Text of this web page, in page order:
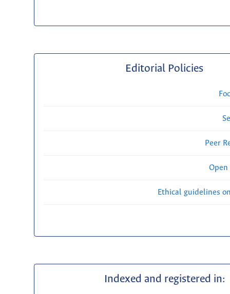
Editorial Policies
Peer
Open
Ethical guidelines
Indexed and registered in: